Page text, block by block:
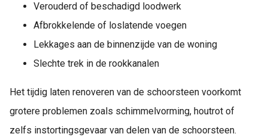
Verouderd of beschadigd loodwerk
Afbrokkelende of loslatende voegen
Lekkages aan de binnenzijde van de woning
Slechte trek in de rookkanalen
Het tijdig laten renoveren van de schoorsteen voorkomt
grotere problemen zoals schimmelvorming, houtrot of
zelfs instortingsgevaar van delen van de schoorsteen.